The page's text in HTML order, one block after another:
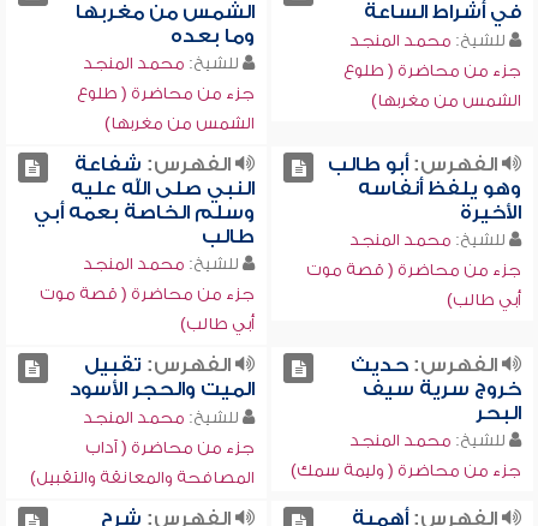
في أشراط الساعة
للشيخ: محمد المنجد
جزء من محاضرة ( طلوع
الشمس من مغربها)
الشمس من مغربها
وما بعده
للشيخ: محمد المنجد
جزء من محاضرة ( طلوع
الشمس من مغربها)
الفهرس:أبو طالب
وهو يلفظ أنفاسه
الأخيرة
للشيخ: محمد المنجد
جزء من محاضرة ( قصة موت
أبي طالب)
الفهرس: شفاعة
النبي صلى الله عليه
وسلم الخاصة بعمه أبي
طالب
للشيخ: محمد المنجد
جزء من محاضرة ( قصة موت
أبي طالب)
الفهرس:حديث
خروج سرية سيف
البحر
للشيخ: محمد المنجد
جزء من محاضرة ( وليمة سمك)
الفهرس: تقبيل
الميت والحجر الأسود
للشيخ: محمد المنجد
جزء من محاضرة ( آداب
المصافحة والمعانقة والتقبيل)
الفهرس:أهمية الفهرس: شرح